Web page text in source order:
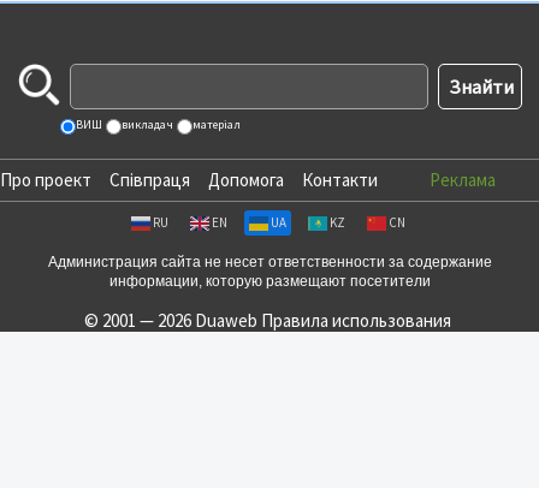
ВИШ викладач матеріал
Про проект Співпраця Допомога Контакти Реклама
RU EN UA KZ CN
Администрация сайта не несет ответственности за содержание
информации, которую размещают посетители
© 2001 — 2026 Duaweb Правила использования